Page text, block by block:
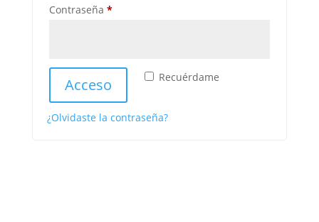
Contraseña *Obligatorio
Recuérdame
Acceso
¿Olvidaste la contraseña?